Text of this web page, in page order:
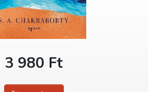
3 980 Ft